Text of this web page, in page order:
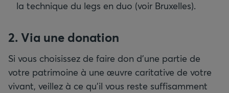
la technique du legs en duo (voir Bruxelles).
2. Via une donation
Si vous choisissez de faire don d’une partie de
votre patrimoine à une œuvre caritative de votre
vivant, veillez à ce qu’il vous reste suffisamment